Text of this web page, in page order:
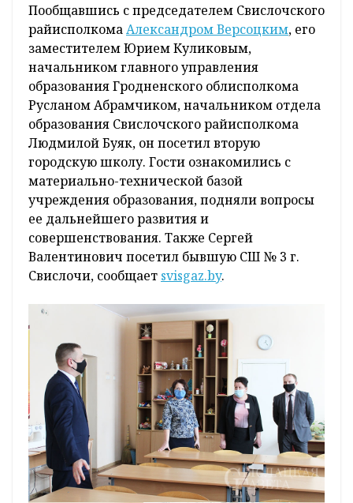
Пообщавшись с председателем Свислочского
райисполкомаАлександром Версоцким, его
заместителем Юрием Куликовым,
начальником главного управления
образования Гродненского облисполкома
Русланом Абрамчиком, начальником отдела
образования Свислочского райисполкома
Людмилой Буяк, он посетил вторую
городскую школу. Гости ознакомились с
материально-технической базой
учреждения образования, подняли вопросы
ее дальнейшего развития и
совершенствования. Также Сергей
Валентинович посетил бывшую СШ № 3 г.
Свислочи, сообщает svisgaz.by.